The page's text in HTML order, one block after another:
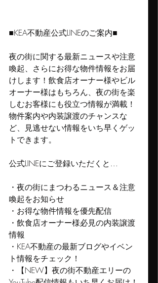
■KEA不動産公式LINEのご案内■
夜の街に関する最新ニュースや注意
喚起、さらにお得な物件情報をお届
けします！飲食店オーナー様やビル
オーナー様はもちろん、夜の街を楽
しむお客様にも役立つ情報が満載！
物件案内や内装譲渡のチャンスな
ど、見逃せない情報をいち早くゲッ
トできます。
公式LINEにご登録いただくと…
・夜の街にまつわるニュース＆注意
喚起をお知らせ
・お得な物件情報を優先配信
・飲食店オーナー様必見の内装譲渡
情報
・KEA不動産の最新ブログやイベン
ト情報をチェック！
・【NEW】夜の街不動産エリーの